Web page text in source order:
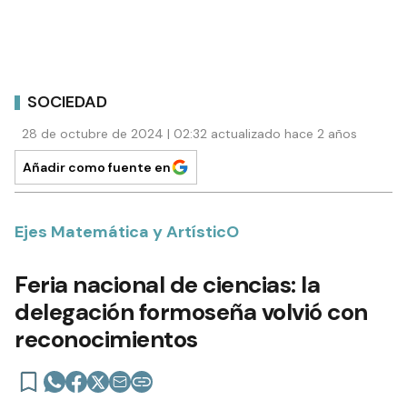
SOCIEDAD
28 de octubre de 2024 | 02:32 actualizado hace 2 años
Añadir como fuente en
Ejes Matemática y ArtísticO
Feria nacional de ciencias: la
delegación formoseña volvió con
reconocimientos